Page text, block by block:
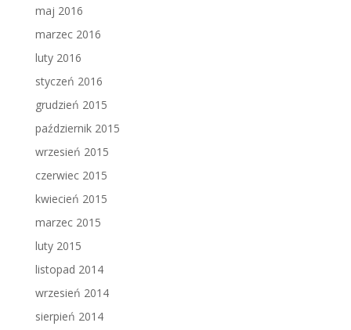
maj 2016
marzec 2016
luty 2016
styczeń 2016
grudzień 2015
październik 2015
wrzesień 2015
czerwiec 2015
kwiecień 2015
marzec 2015
luty 2015
listopad 2014
wrzesień 2014
sierpień 2014